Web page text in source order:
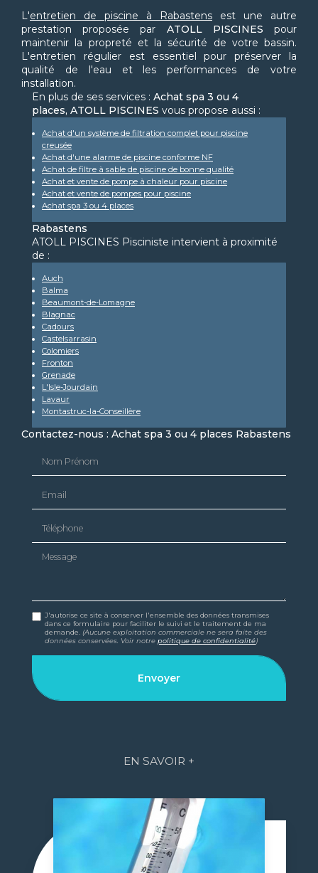
L'entretien de piscine à Rabastens est une autre
prestation proposée par ATOLL PISCINES pour
maintenir la propreté et la sécurité de votre bassin.
L'entretien régulier est essentiel pour préserver la
qualité de l'eau et les performances de votre
installation.
En plus de ses services : Achat spa 3 ou 4
places, ATOLL PISCINES vous propose aussi :
Achat d'un système de filtration complet pour piscine
creusée
Achat d'une alarme de piscine conforme NF
Achat de filtre à sable de piscine de bonne qualité
Achat et vente de pompe à chaleur pour piscine
Achat et vente de pompes pour piscine
Achat spa 3 ou 4 places
Rabastens
ATOLL PISCINES Pisciniste intervient à proximité
de :
Auch
Balma
Beaumont-de-Lomagne
Blagnac
Cadours
Castelsarrasin
Colomiers
Fronton
Grenade
L'Isle-Jourdain
Lavaur
Montastruc-la-Conseillère
Contactez-nous : Achat spa 3 ou 4 places Rabastens
Message
J'autorise ce site à conserver l'ensemble des données transmises
dans ce formulaire pour faciliter le suivi et le traitement de ma
demande. (Aucune exploitation commerciale ne sera faite des
données conservées. Voir notrepolitique de confidentialité)
EN SAVOIR +